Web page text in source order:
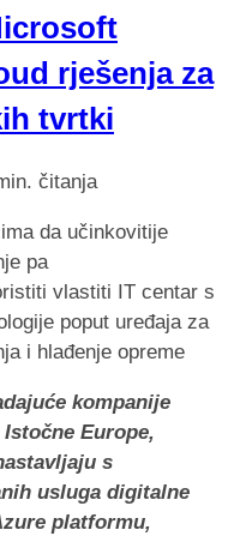
rješenja za
tvrtki
čitanja
kompanije
Europe,
s
usluga digitalne
platformu,